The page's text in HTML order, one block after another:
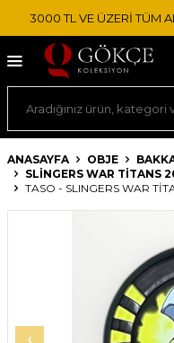
3000 TL VE ÜZERİ TÜM
ANASAYFA OBJE
SLINGERS WAR TITANS
TASO - SLINGERS WAR